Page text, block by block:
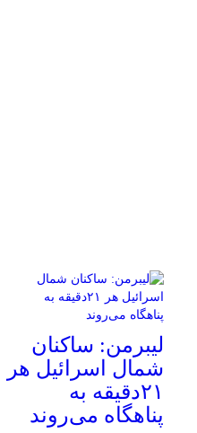
لیبرمن: ساکنان
شمال اسرائیل هر
۲۱دقیقه به
پناهگاه می‌روند